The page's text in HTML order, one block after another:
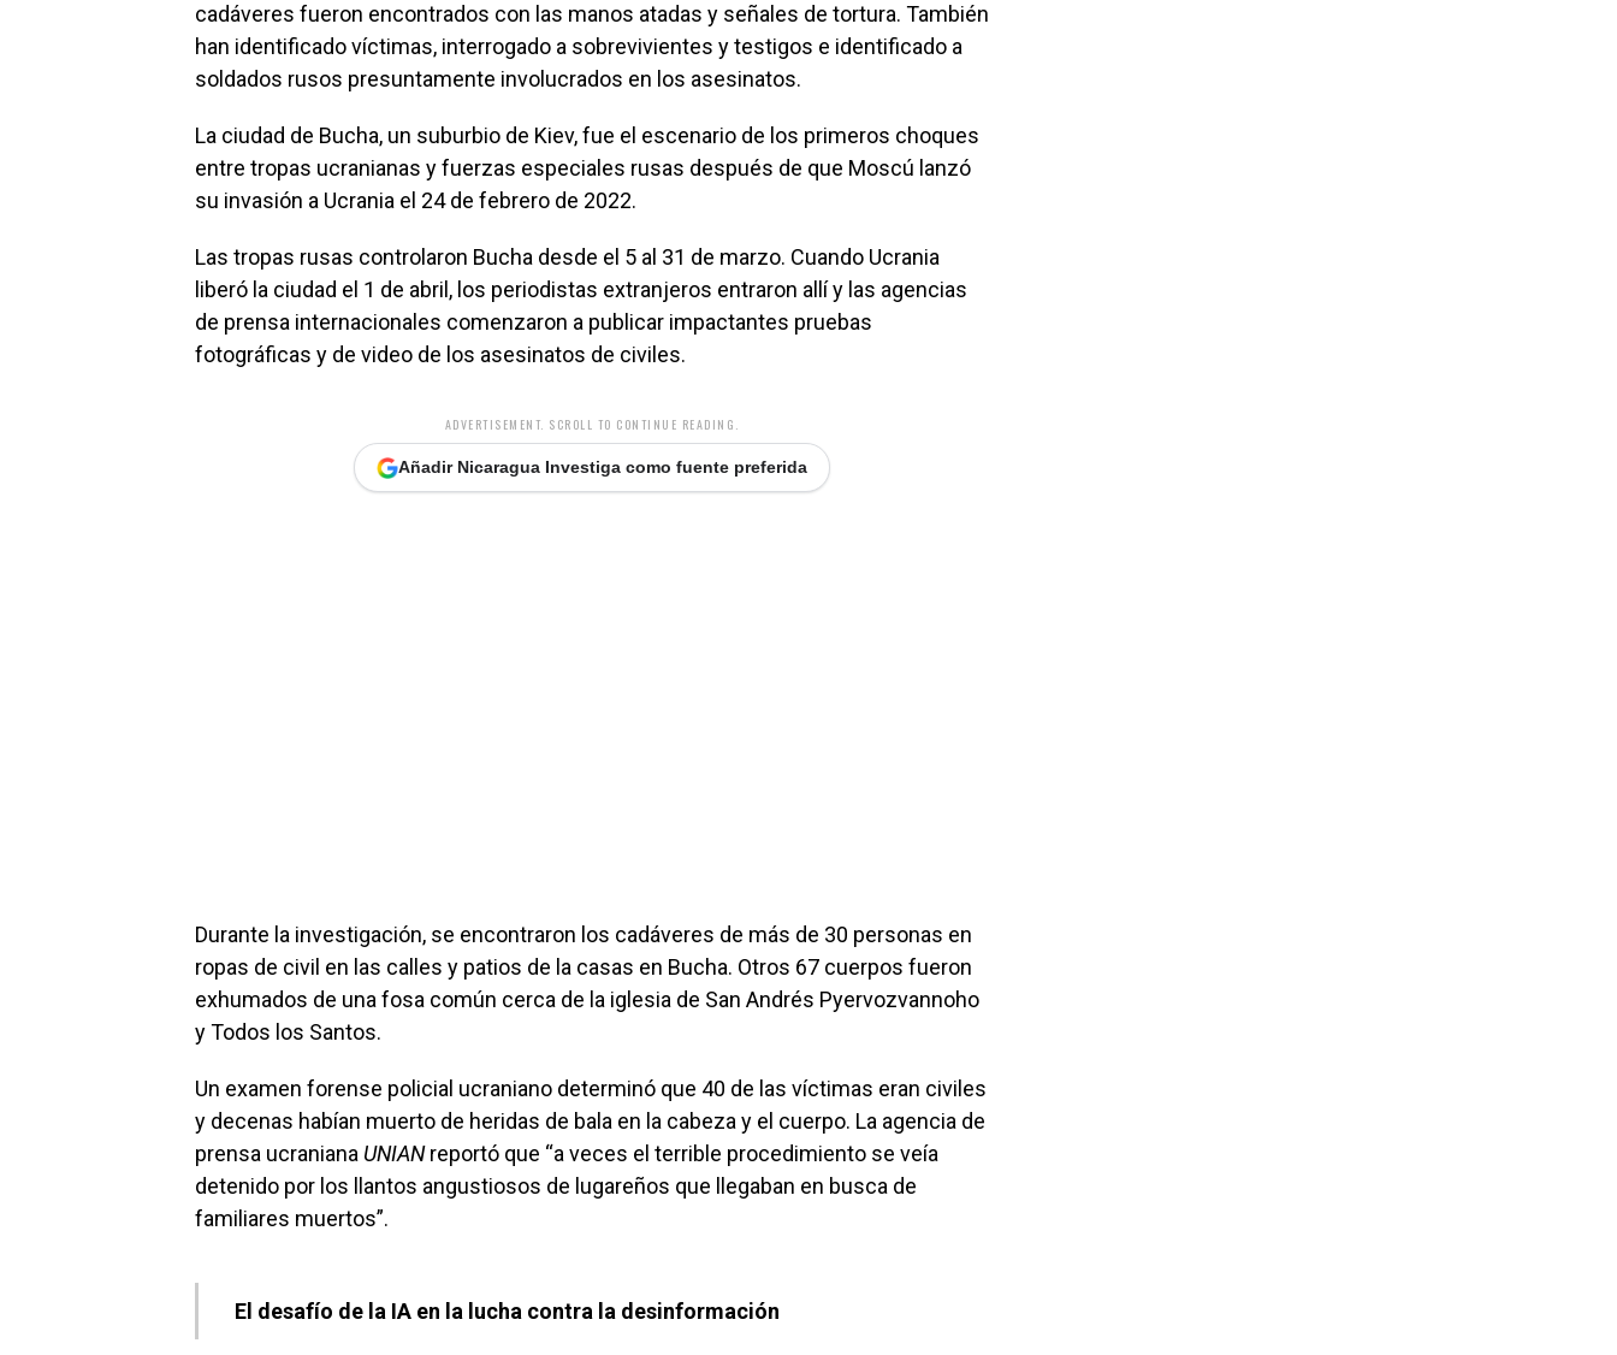
cadáveres fueron encontrados con las manos atadas y señales de tortura. También
han identificado víctimas, interrogado a sobrevivientes y testigos e identificado a
soldados rusos presuntamente involucrados en los asesinatos.
La ciudad de Bucha, un suburbio de Kiev, fue el escenario de los primeros choques
entre tropas ucranianas y fuerzas especiales rusas después de que Moscú lanzó
su invasión a Ucrania el 24 de febrero de 2022.
Las tropas rusas controlaron Bucha desde el 5 al 31 de marzo. Cuando Ucrania
liberó la ciudad el 1 de abril, los periodistas extranjeros entraron allí y las agencias
de prensa internacionales comenzaron a publicar impactantes pruebas
fotográficas y de video de los asesinatos de civiles.
ADVERTISEMENT. SCROLL TO CONTINUE READING.
Añadir Nicaragua Investiga como fuente preferida
Durante la investigación, se encontraron los cadáveres de más de 30 personas en
ropas de civil en las calles y patios de la casas en Bucha. Otros 67 cuerpos fueron
exhumados de una fosa común cerca de la iglesia de San Andrés Pyervozvannoho
y Todos los Santos.
Un examen forense policial ucraniano determinó que 40 de las víctimas eran civiles
y decenas habían muerto de heridas de bala en la cabeza y el cuerpo. La agencia de
prensa ucraniana UNIANreportó que “a veces el terrible procedimiento se veía
detenido por los llantos angustiosos de lugareños que llegaban en busca de
familiares muertos”.
El desafío de la IA en la lucha contra la desinformación